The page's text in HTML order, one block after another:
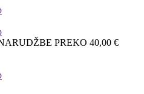
PREKO 40,00 €